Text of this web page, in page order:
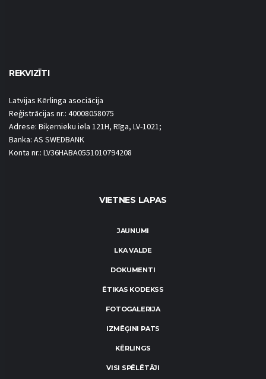
REKVIZĪTI
Latvijas Kērlinga asociācija
Reģistrācijas nr.: 40008058075
Adrese: Biķernieku iela 121H, Rīga, LV-1021;
Banka: AS SWEDBANK
Konta nr.: LV36HABA0551010794208
VIETNES LAPAS
JAUNUMI
LKA VALDE
DOKUMENTI
ĒTIKAS KODEKSS
FOTOGALERIJA
IZMĒĢINI PATS
KĒRLINGS
VISI SPĒLĒTĀJI